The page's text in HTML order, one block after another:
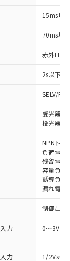
15ms以
70ms以
赤外LED
2s以下
SELV/
受光器:
投光器:
NPNトラ
負荷電流
残留電圧
容量負荷
誘導負荷
漏れ電流
制御出力
力 0～3V（
力 1/2Vs～